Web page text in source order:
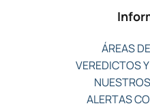
ÁREAS
VEREDICTOS
ALERTAS